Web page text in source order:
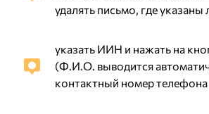
удалять письмо, где указаны
указать ИИН и нажать на
(Ф.И.О. выводится
контактный номер телефона